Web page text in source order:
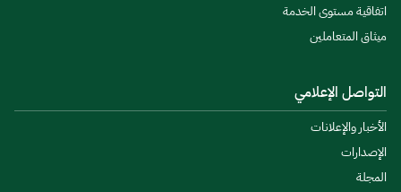
اتفاقية مستوى الخدمة
ميثاق المتعاملين
التواصل الإعلامي
الأخبار والإعلانات
الإصدارات
المجلة